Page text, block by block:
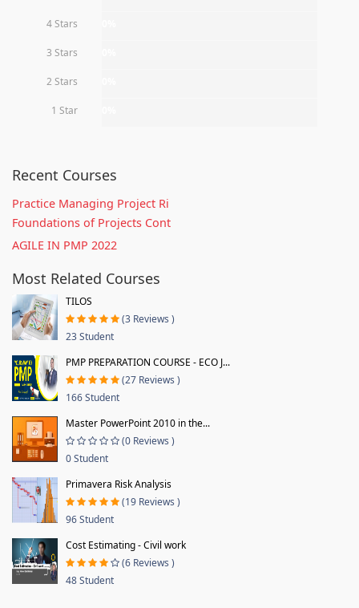
4 Stars
3 Stars
2 Stars
1 Star
Recent Courses
Practice Managing Project Ri
Foundations of Projects Cont
AGILE IN PMP 2022
Most Related Courses
TILOS
(3 Reviews )
23 Student
PMP PREPARATION COURSE - ECO J...
(27 Reviews )
166 Student
Master PowerPoint 2010 in the...
(0 Reviews )
0 Student
Primavera Risk Analysis
(19 Reviews )
96 Student
Cost Estimating - Civil work
(6 Reviews )
48 Student